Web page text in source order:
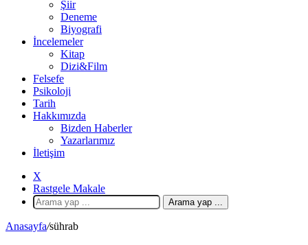
Şiir
Deneme
Biyografi
İncelemeler
Kitap
Dizi&Film
Felsefe
Psikoloji
Tarih
Hakkımızda
Bizden Haberler
Yazarlarımız
İletişim
X
Rastgele Makale
Arama yap ...
Anasayfa/sührab